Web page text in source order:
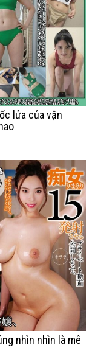
lửa của vận
nhìn nhìn là mê